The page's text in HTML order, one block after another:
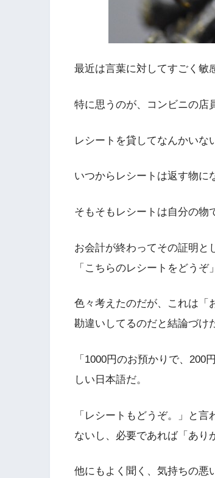
最近は言葉に対してすごく敏
特に思うのが、コンビニの店
レシートを貸してなんかいな
いつからレシートは返す物に
そもそもレシートは自分の物
お会計が終わってその証明と
「こちらのレシートをどうぞ
色々考えたのだが、これは「
勘違いしてるのだと結論づけ
「1000円のお預かりで、
しい日本語だ。
「レシートもどうぞ。」と
ないし、必要であれば「あり
他にもよく聞く、気持ちの悪